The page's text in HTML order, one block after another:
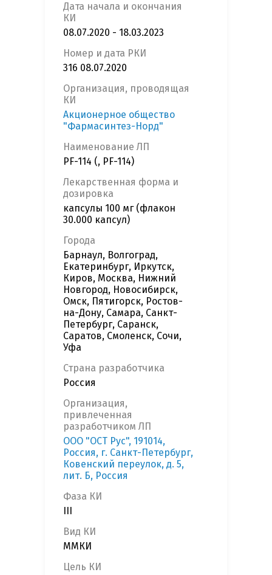
Дата начала и окончания
КИ
08.07.2020 - 18.03.2023
Номер и дата РКИ
316 08.07.2020
Организация, проводящая
КИ
Акционерное общество
"Фармасинтез-Норд"
Наименование ЛП
PF-114 (, PF-114)
Лекарственная форма и
дозировка
капсулы 100 мг (флакон
30.000 капсул)
Города
Барнаул, Волгоград,
Екатеринбург, Иркутск,
Киров, Москва, Нижний
Новгород, Новосибирск,
Омск, Пятигорск, Ростов-
на-Дону, Самара, Санкт-
Петербург, Саранск,
Саратов, Смоленск, Сочи,
Уфа
Страна разработчика
Россия
Организация,
привлеченная
разработчиком ЛП
ООО "ОСТ Рус", 191014,
Россия, г. Санкт-Петербург,
Ковенский переулок, д. 5,
лит. Б, Россия
Фаза КИ
Вид КИ
ММКИ
Цель КИ